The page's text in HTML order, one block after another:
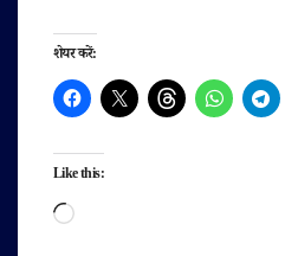
शेयर करें:
Like this:
Loading…